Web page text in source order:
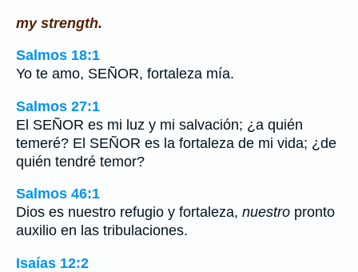
my strength.
Salmos 18:1
Yo te amo, SEÑOR, fortaleza mía.
Salmos 27:1
El SEÑOR es mi luz y mi salvación; ¿a quién
temeré? El SEÑOR es la fortaleza de mi vida; ¿de
quién tendré temor?
Salmos 46:1
Dios es nuestro refugio y fortaleza, nuestro pronto
auxilio en las tribulaciones.
Isaías 12:2